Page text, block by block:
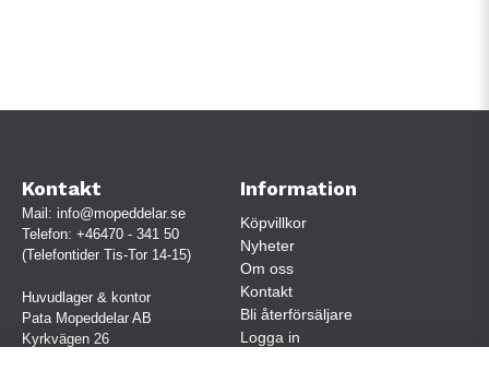
Kontakt
Mail: info@mopeddelar.se
Telefon: +46470 - 341 50
(Telefontider Tis-Tor 14-15)
Huvudlager & kontor
Pata Mopeddelar AB
Kyrkvägen 26
Information
Köpvillkor
Nyheter
Om oss
Kontakt
Bli återförsäljare
Logga in